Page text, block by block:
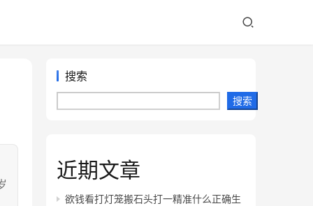
搜索
搜索
近期文章
欲钱看打灯笼搬石头打一精准什么正确生